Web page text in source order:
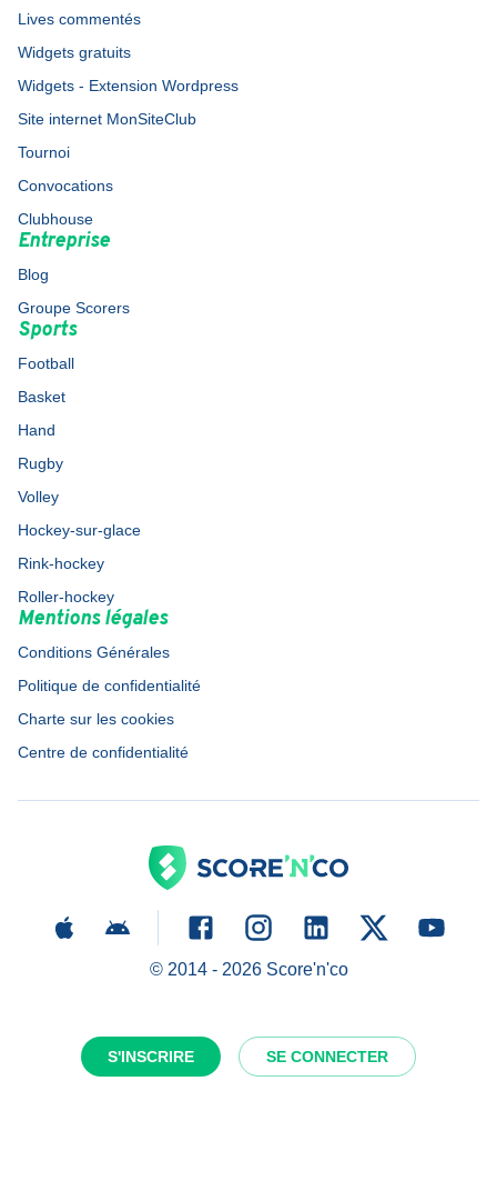
S'INSCRIRE SE CONNECTER
Lives commentés
Widgets gratuits
Widgets - Extension Wordpress
Site internet MonSiteClub
Tournoi
Convocations
Clubhouse
Entreprise
Blog
Groupe Scorers
Sports
Football
Basket
Hand
Rugby
Volley
Hockey-sur-glace
Rink-hockey
Roller-hockey
Mentions légales
Conditions Générales
Politique de confidentialité
Charte sur les cookies
Centre de confidentialité
© 2014 - 2026Score'n'co